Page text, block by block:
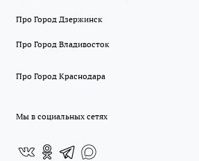
Про Город Дзержинск
Про Город Владивосток
Про Город Краснодара
Мы в социальных сетях